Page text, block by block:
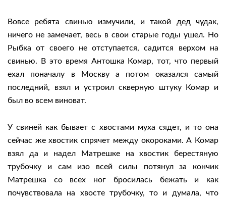
Вовсе ребята свинью измучили, и такой дед чудак,
ничего не замечает, весь в свои старые годы ушел. Но
Рыбка от своего не отступается, садится верхом на
свинью. В это время Антошка Комар, тот, что первый
ехал поначалу в Москву а потом оказался самый
последний, взял и устроил скверную штуку Комар и
был во всем виноват.
У свиней как бывает с хвостами муха сядет, и то она
сейчас же хвостик спрячет между окороками. А Комар
взял да и надел Матрешке на хвостик берестяную
трубочку и сам изо всей силы потянул за кончик
Матрешка со всех ног бросилась бежать и как
почувствовала на хвосте трубочку, то и думала, что